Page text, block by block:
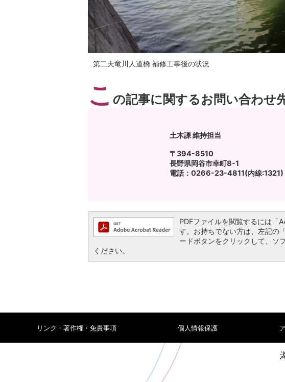
第二天竜川人道橋 補修工事後の状況
こ の記事に関するお問い合わせ
土木課 維持担当
〒394-8510
長野県岡谷市幸町8-1
電話：0266-23-4811(内線:1321)
PDFファイルを閲覧するには
す。お持ちでない方は、左記
ードボタンをクリックして、ソ
ください。
リンク・著作権・免責事項 個人情報保護